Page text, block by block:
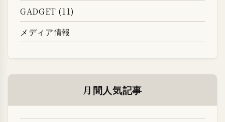
GADGET (11)
メディア情報
月間人気記事